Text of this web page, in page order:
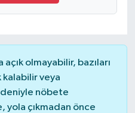
olmayabilir, bazıları
veya
nöbete
yola çıkmadan önce